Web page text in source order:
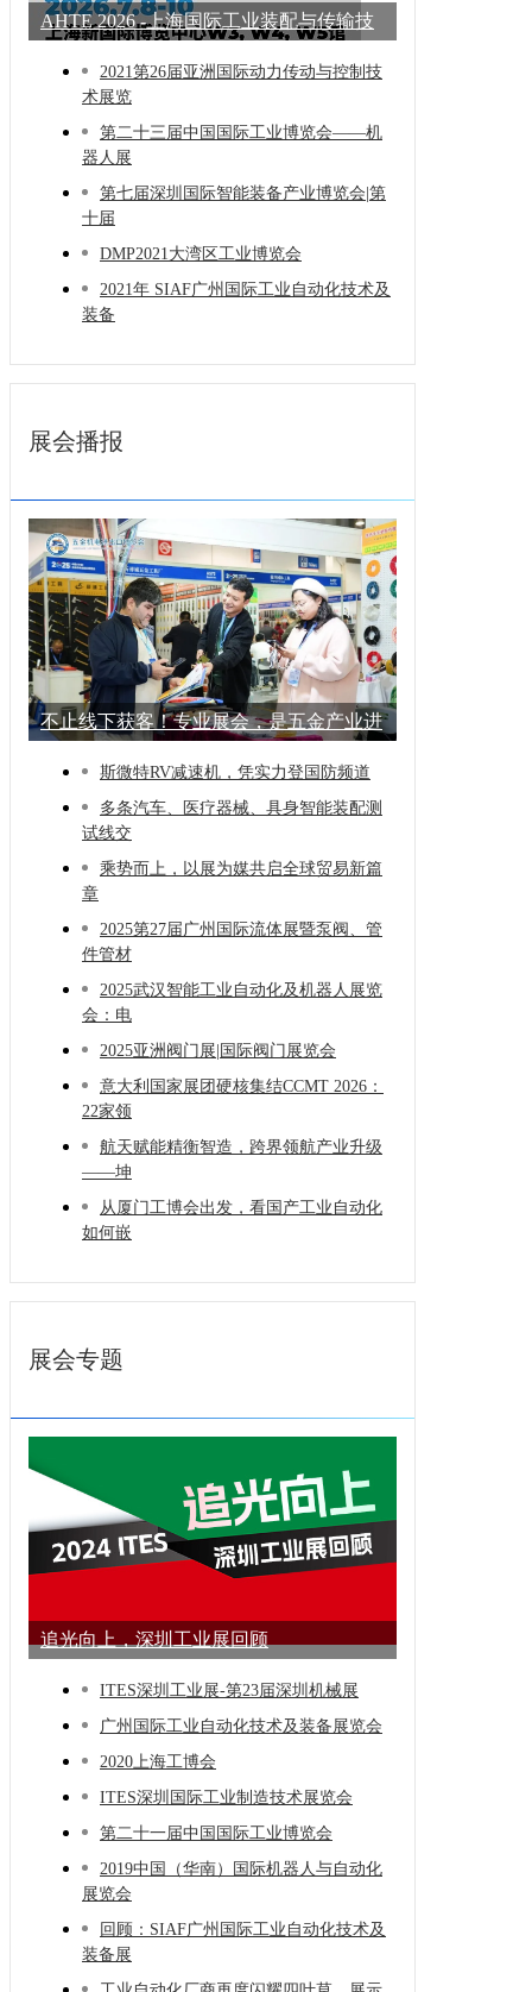
AHTE 2026 -上海国际工业装配与传输技
2021第26届亚洲国际动力传动与控制技
术展览
第二十三届中国国际工业博览会——机
器人展
第七届深圳国际智能装备产业博览会|第
十届
DMP2021大湾区工业博览会
2021年 SIAF广州国际工业自动化技术及
装备
展会播报
不止线下获客！专业展会，是五金产业进
斯微特RV减速机，凭实力登国防频道
多条汽车、医疗器械、具身智能装配测
试线交
乘势而上，以展为媒共启全球贸易新篇
章
2025第27届广州国际流体展暨泵阀、管
件管材
2025武汉智能工业自动化及机器人展览
会：电
2025亚洲阀门展|国际阀门展览会
意大利国家展团硬核集结CCMT 2026：
22家领
航天赋能精衡智造，跨界领航产业升级
——坤
从厦门工博会出发，看国产工业自动化
如何嵌
展会专题
追光向上，深圳工业展回顾
ITES深圳工业展-第23届深圳机械展
广州国际工业自动化技术及装备展览会
2020上海工博会
ITES深圳国际工业制造技术展览会
第二十一届中国国际工业博览会
2019中国（华南）国际机器人与自动化
展览会
回顾：SIAF广州国际工业自动化技术及
装备展